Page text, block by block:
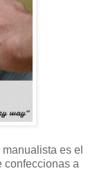
es el
confeccionas a